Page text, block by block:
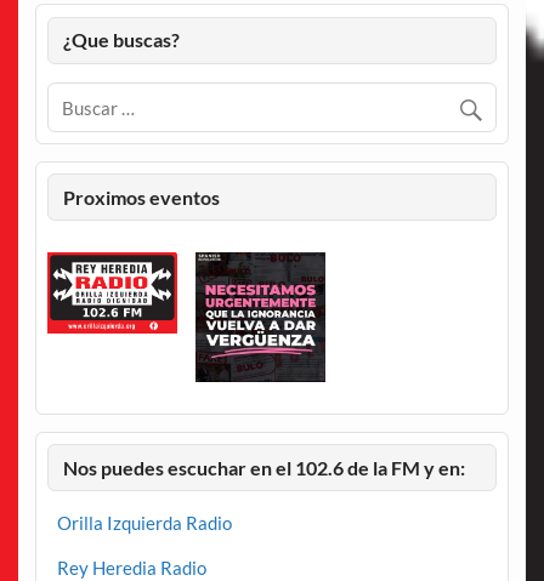
¿Que buscas?
Proximos eventos
Nos puedes escuchar en el 102.6 de la FM y en:
Orilla Izquierda Radio
Rey Heredia Radio